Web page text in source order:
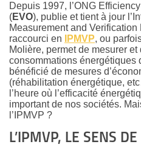
Depuis 1997, l’ONG
(EVO), publie et tient à jour
Measurement and
raccourci en
IPMVP, ou
Molière, permet de mesurer
consommations énergétiques
bénéficié de mesures
(réhabilitation énergétique,
l’heure où l’efficacité
important de nos sociétés.
l’IPMVP ?
L’IPMVP, LE SENS